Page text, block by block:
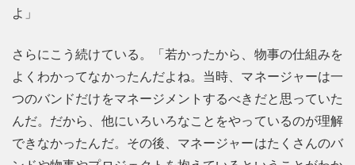
よ」
さらにこう続けている。「若かったから、物事の仕組みを
よくわかってなかったんだよね。当時、マネージャーは一
つのバンドだけをマネージメントするべきだと思っていた
んだ。だから、他にいろいろなことをやっているのが理解
できなかったんだ。その後、マネージャーはたくさんのバ